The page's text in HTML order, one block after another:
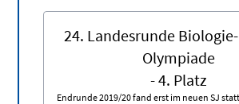
24. Landesrunde
Olympiade
- 4. Platz
Endrunde 2019/20 fand erst im neuen SJ statt